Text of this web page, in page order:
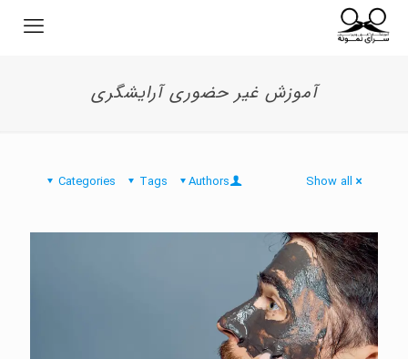
آموزش غیر حضوری آرایشگری
Categories Tags Authors Show all